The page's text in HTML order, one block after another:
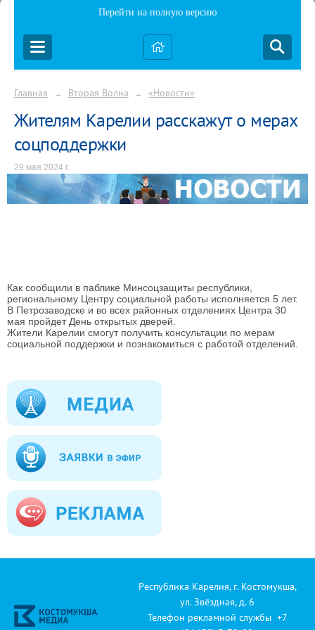
Перейти на полную версию
Главная → Вторая Волна → «Новости»
Жителям Карелии расскажут о мерах
соцподдержки
29 мая 2024 г.
Как сообщили в паблике Минсоцзащиты республики,
региональному Центру социальной работы исполняется 5 лет.
В Петрозаводске и во всех районных отделениях Центра 30
мая пройдет День открытых дверей.
Жители Карелии смогут получить консультации по мерам
социальной поддержки и познакомиться с работой отделений.
Республика Карелия, г. Костомукша,
ул. Звёздная, д. 6
Телефон рекламной службы +7